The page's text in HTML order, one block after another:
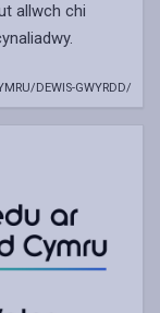
allwch chi
DEWIS-GWYRDD/